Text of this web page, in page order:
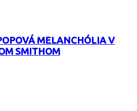
MELANCHÓLIA V
SMITHOM